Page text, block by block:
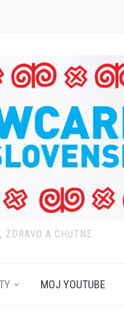
ZDRAVO A CHUTNE
MOJ YOUTUBE